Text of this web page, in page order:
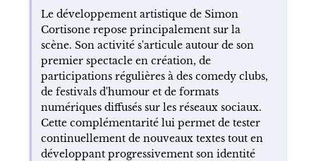
Le développement artistique de Simon
Cortisone repose principalement sur la
scène. Son activité s'articule autour de son
premier spectacle en création, de
participations régulières à des comedy clubs,
de festivals d'humour et de formats
numériques diffusés sur les réseaux sociaux.
Cette complémentarité lui permet de tester
continuellement de nouveaux textes tout en
développant progressivement son identité